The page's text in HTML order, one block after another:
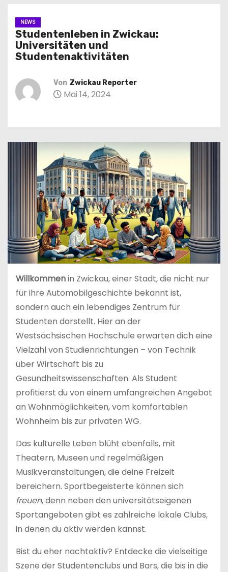
NEWS
Studentenleben in Zwickau:
Universitäten und
Studentenaktivitäten
Von Zwickau Reporter
Mai 14, 2024
Willkommenin Zwickau, einer Stadt, die nicht nur
für ihre Automobilgeschichte bekannt ist,
sondern auch ein lebendiges Zentrum für
Studenten darstellt. Hier an der
Westsächsischen Hochschule erwarten dich eine
Vielzahl von Studienrichtungen – von Technik
über Wirtschaft bis zu
Gesundheitswissenschaften. Als Student
profitierst du von einem umfangreichen Angebot
an Wohnmöglichkeiten, vom komfortablen
Wohnheim bis zur privaten WG.
Das kulturelle Leben blüht ebenfalls, mit
Theatern, Museen und regelmäßigen
Musikveranstaltungen, die deine Freizeit
bereichern. Sportbegeisterte können sich
freuen, denn neben den universitätseigenen
Sportangeboten gibt es zahlreiche lokale Clubs,
in denen du aktiv werden kannst.
Bist du eher nachtaktiv? Entdecke die vielseitige
Szene der Studentenclubs und Bars, die bis in die